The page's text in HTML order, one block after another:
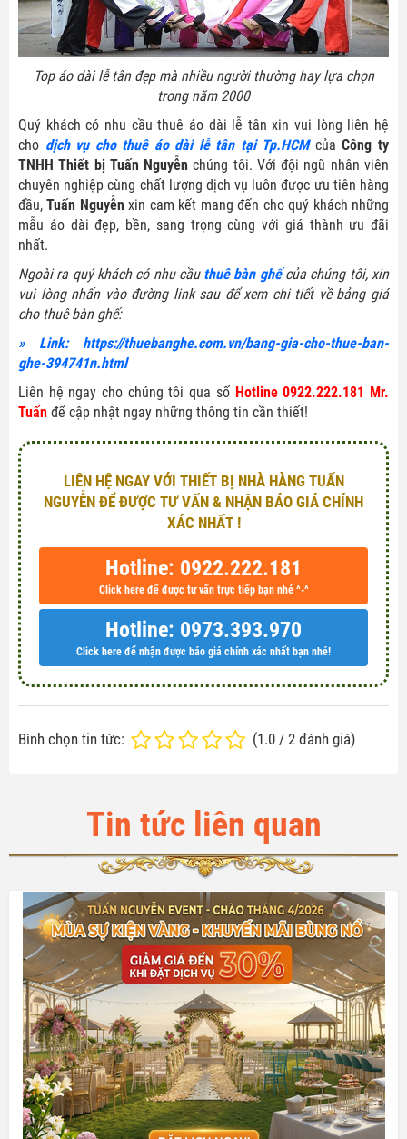
Top áo dài lễ tân đẹp mà nhiều người thường hay lựa chọn
trong năm 2000
Quý khách có nhu cầu thuê áo dài lễ tân xin vui lòng liên hệ
cho dịch vụ cho thuê áo dài lễ tân tại Tp.HCMcủaCông ty
TNHH Thiết bị Tuấn Nguyễn chúng tôi. Với đội ngũ nhân viên
chuyên nghiệp cùng chất lượng dịch vụ luôn được ưu tiên hàng
đầu,Tuấn Nguyễn xin cam kết mang đến cho quý khách những
mẫu áo dài đẹp, bền, sang trọng cùng với giá thành ưu đãi
nhất.
Ngoài ra quý khách có nhu cầu thuê bàn ghếcủa chúng tôi, xin
vui lòng nhấn vào đường link sau để xem chi tiết về bảng giá
cho thuê bàn ghế:
» Link: https://thuebanghe.com.vn/bang-gia-cho-thue-ban-
ghe-394741n.html
Liên hệ ngay cho chúng tôi qua số Hotline 0922.222.181 Mr.
Tuấn để cập nhật ngay những thông tin cần thiết!
LIÊN HỆ NGAY VỚI THIẾT BỊ NHÀ HÀNG TUẤN
NGUYỄN ĐỂ ĐƯỢC TƯ VẤN & NHẬN BÁO GIÁ CHÍNH
XÁC NHẤT !
Hotline: 0922.222.181
Click here để được tư vấn trực tiếp bạn nhé ^-^
Hotline: 0973.393.970
Click here để nhận được báo giá chính xác nhất bạn nhé!
Bình chọn tin tức: (1.0 / 2 đánh giá)
Tin tức liên quan